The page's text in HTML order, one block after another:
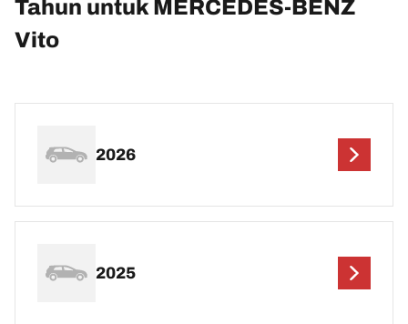
Tahun untuk MERCEDES-BENZ
Vito
2026
2025